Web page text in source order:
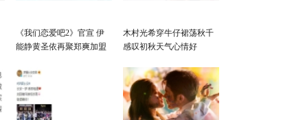
《我们恋爱吧2》官宣 伊
能静黄圣依再聚郑爽加盟
木村光希穿牛仔裙荡秋千
感叹初秋天气心情好